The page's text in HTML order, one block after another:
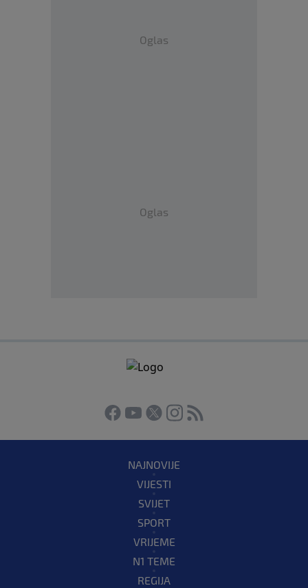
Oglas
Oglas
NAJNOVIJE
VIJESTI
SVIJET
SPORT
VRIJEME
N1 TEME
REGIJA